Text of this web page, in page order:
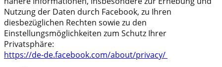
Nutzung der Daten durch Facebook, zu Ihren
diesbezüglichen Rechten sowie zu den
Einstellungsmöglichkeiten zum Schutz Ihrer
Privatsphäre:
https://de-de.facebook.com/about/privacy/